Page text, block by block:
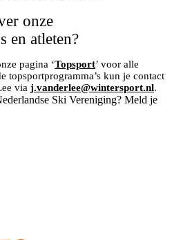
onze
en atleten?
pagina ‘Topsport’ voor alle
topsportprogramma’s kun je contact
via j.vanderlee@wintersport.nl.
Ski Vereniging? Meld je